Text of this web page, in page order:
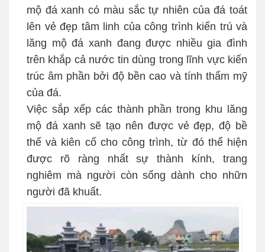
mộ đá xanh có màu sắc tự nhiên của đá toát
lên vẻ đẹp tâm linh của công trình kiến trú và
lăng mộ đá xanh đang được nhiều gia đình
trên khắp cả nước tin dùng trong lĩnh vực kiến
trúc âm phần bởi độ bền cao và tính thẩm mỹ
của đá.
Việc sắp xếp các thành phần trong khu lăng
mộ đá xanh sẽ tạo nên được vẻ đẹp, độ bề
thế và kiên cố cho công trình, từ đó thể hiện
được rõ ràng nhất sự thành kính, trang
nghiêm mà người còn sống dành cho nhữn
người đã khuất.